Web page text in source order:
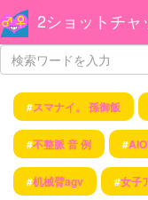
2ショットチ
#スマナイ。 孫御飯
#不整脈 音 例 #
#机械臂agv #女子